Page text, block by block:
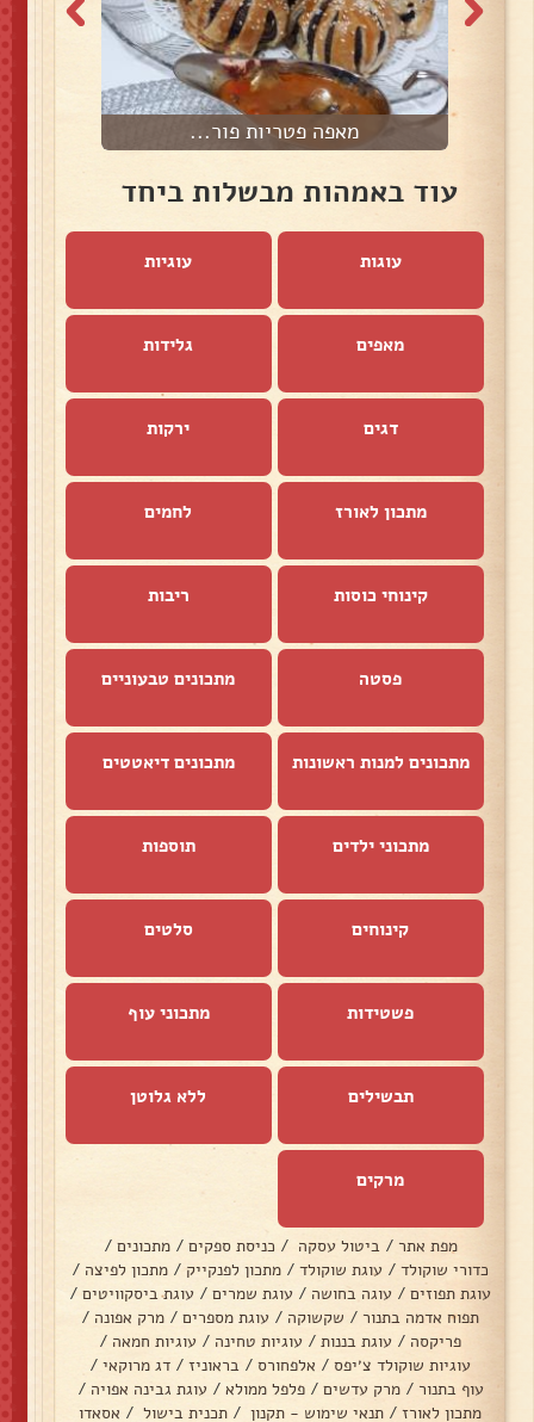
מאפה פטריות פור...
עוד באמהות מבשלות ביחד
עוגות עוגיות
מאפים גלידות
דגים ירקות
מתכון לאורז לחמים
קינוחי כוסות ריבות
פסטה מתכונים טבעוניים
מתכונים למנות ראשונות מתכונים דיאטטים
מתכוני ילדים תוספות
קינוחים סלטים
פשטידות מתכוני עוף
תבשילים ללא גלוטן
מרקים
מפת אתר / ביטול עסקה / כניסת ספקים / מתכונים /
כדורי שוקולד / עוגת שוקולד / מתכון לפנקייק / מתכון לפיצה /
עוגת תפוזים / עוגה בחושה / עוגת שמרים / עוגת ביסקוויטים /
תפוח אדמה בתנור / שקשוקה / עוגת מספרים / מרק אפונה /
פריקסה / עוגת בננות / עוגיות טחינה / עוגיות חמאה /
עוגיות שוקולד צ׳יפס / אלפחורס / בראוניז / דג מרוקאי /
עוף בתנור / מרק עדשים / פלפל ממולא / עוגת גבינה אפויה /
מתכון לאורז / תנאי שימוש - תקנון / תכנית בישול / אסאדו